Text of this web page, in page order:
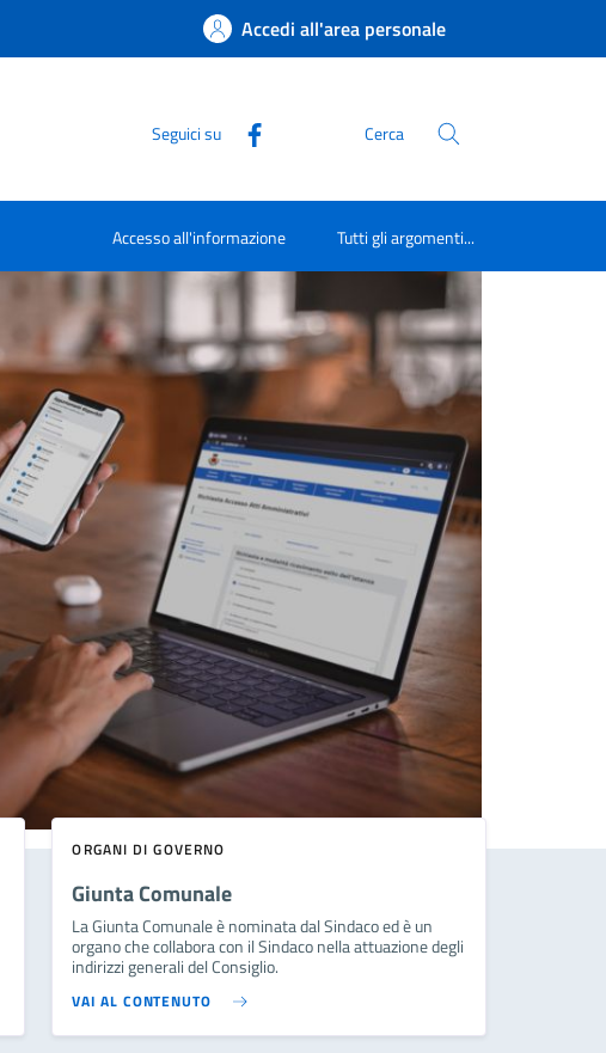
Accedi all'area personale
Seguici su Cerca
Accesso all'informazione Tutti gli argomenti...
ORGANI DI GOVERNO
Giunta Comunale
La Giunta Comunale è nominata dal Sindaco ed è un
organo che collabora con il Sindaco nella attuazione degli
indirizzi generali del Consiglio.
VAI AL CONTENUTO